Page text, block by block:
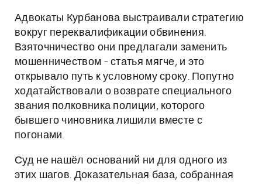
Адвокаты Курбанова выстраивали стратегию
вокруг переквалификации обвинения.
Взяточничество они предлагали заменить
мошенничеством - статья мягче, и это
открывало путь к условному сроку. Попутно
ходатайствовали о возврате специального
звания полковника полиции, которого
бывшего чиновника лишили вместе с
погонами.
Суд не нашёл оснований ни для одного из
этих шагов. Доказательная база, собранная